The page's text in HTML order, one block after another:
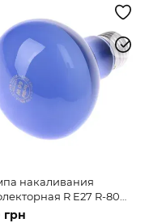
накаливания
R E27 R-80
60W 220V
грн